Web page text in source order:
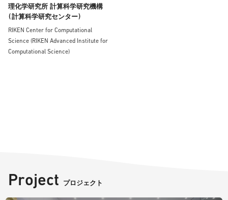
理化学研究所 計算科学研究機構
(計算科学研究センター)
RIKEN Center for Computational
Science (RIKEN Advanced Institute for
Computational Science)
Project プロジェクト